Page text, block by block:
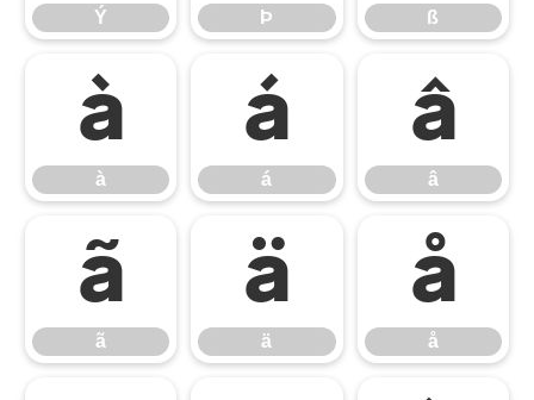
Ý Þ ß
à
à
á
á
â
â
ã
ã
ä
ä
å
å